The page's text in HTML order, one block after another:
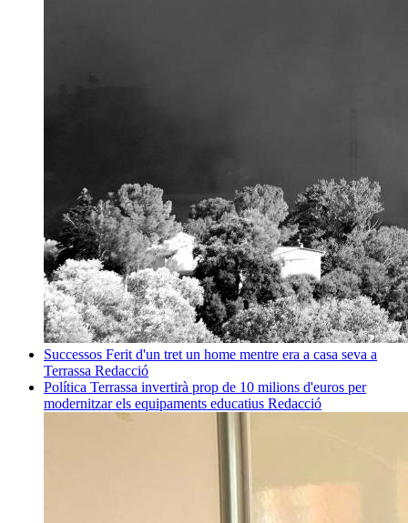
Successos Ferit d'un tret un home mentre era a casa seva a
Terrassa Redacció
Política Terrassa invertirà prop de 10 milions d'euros per
modernitzar els equipaments educatius Redacció